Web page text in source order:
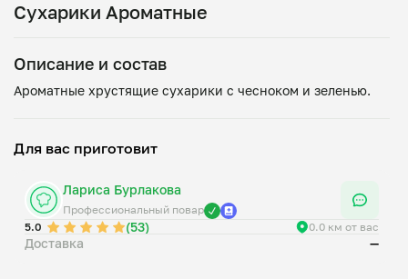
Сухарики Ароматные
Описание и состав
Для вас приготовит
Лариса Бурлакова
Профессиональный повар
5.0
(53) 0.0 км от вас
Доставка —